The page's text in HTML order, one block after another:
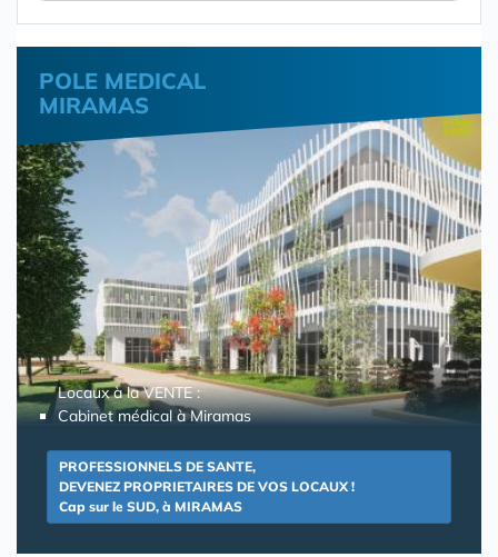
POLE MEDICAL
MIRAMAS
Locaux à la VENTE :
Cabinet médical à Miramas
PROFESSIONNELS DE SANTE,
DEVENEZ PROPRIETAIRES DE VOS LOCAUX !
Cap sur le SUD, à MIRAMAS